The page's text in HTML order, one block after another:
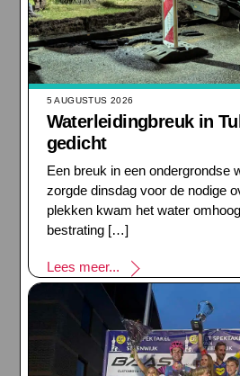
5 AUGUSTUS 2026
Waterleidingbreuk in
gedicht
Een breuk in een ondergrondse
zorgde dinsdag voor de nodige
plekken kwam het water
bestrating […]
Lees meer...